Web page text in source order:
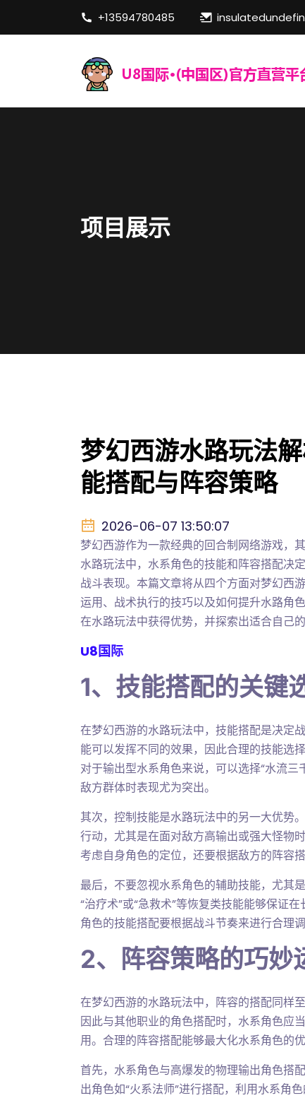
+13594780485
项目展示
梦幻西游水路玩法
能搭配与阵容策略
2026-06-07 13:50:07
梦幻西游作为一款经典的回合制网络游戏，
水路玩法中，水系角色的技能和阵容搭配决
战斗表现。本篇文章将从四个方面对梦幻西
运用、战术执行的技巧以及如何提升水路角
在水路玩法中获得优势，并探索出适合自己
U8国际
1、技能搭配的关键
在梦幻西游的水路玩法中，技能搭配是决定
能可以发挥不同的效果，因此合理的技能选
对于输出型水系角色来说，可以选择“水流
敌方群体时表现尤为突出。
其次，控制技能是水路玩法中的另一大优势
行动，尤其是在面对敌方高输出或强大怪物
考虑自身角色的定位，还要根据敌方的阵容
最后，不要忽视水系角色的辅助技能，尤其
“治疗术”或“急救术”等恢复类技能能够保证
角色的技能搭配要根据战斗节奏来进行合理
2、阵容策略的巧妙
在梦幻西游的水路玩法中，阵容的搭配同样
因此与其他职业的角色搭配时，水系角色应
用。合理的阵容搭配能够最大化水系角色的
首先，水系角色与高爆发的物理输出角色搭
出角色如“火系法师”进行搭配，利用水系角